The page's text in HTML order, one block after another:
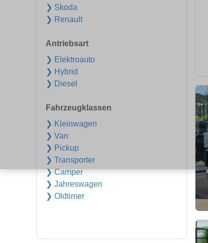
❯ Skoda
❯ Renault
Antriebsart
❯ Elektroauto
❯ Hybrid
❯ Diesel
Fahrzeugklassen
❯ Kleinwagen
❯ Van
❯ Pickup
❯ Transporter
❯ Camper
❯ Jahreswagen
❯ Oldtimer